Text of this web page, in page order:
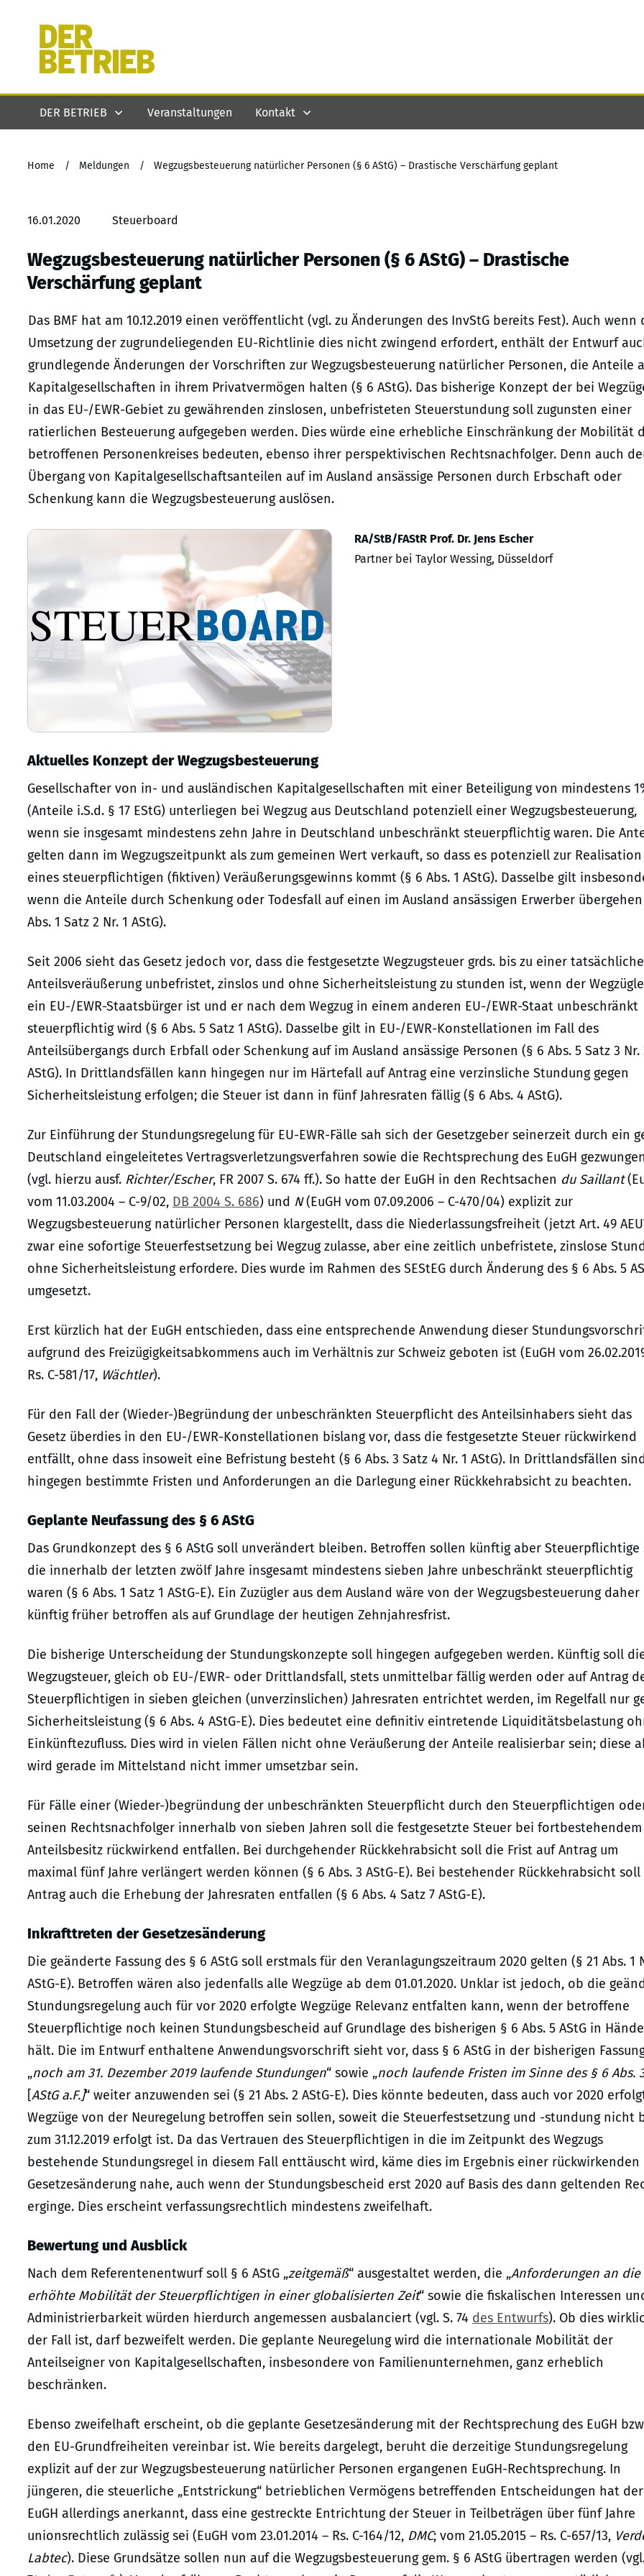
DER BETRIEB Veranstaltungen Kontakt
Home / Meldungen / Wegzugsbesteuerung natürlicher Personen (§ 6 AStG) – Drastische Verschärfung geplant
16.01.2020 Steuerboard
Wegzugsbesteuerung natürlicher Personen (§ 6 AStG) – Drastische
Verschärfung geplant
Das BMF hat am 10.12.2019 einen veröffentlicht (vgl. zu Änderungen des InvStG bereits Fest). Auch wenn
Umsetzung der zugrundeliegenden EU-Richtlinie dies nicht zwingend erfordert, enthält der Entwurf
grundlegende Änderungen der Vorschriften zur Wegzugsbesteuerung natürlicher Personen, die Anteile
Kapitalgesellschaften in ihrem Privatvermögen halten (§ 6 AStG). Das bisherige Konzept der bei
in das EU-/EWR-Gebiet zu gewährenden zinslosen, unbefristeten Steuerstundung soll zugunsten einer
ratierlichen Besteuerung aufgegeben werden. Dies würde eine erhebliche Einschränkung der Mobilität
betroffenen Personenkreises bedeuten, ebenso ihrer perspektivischen Rechtsnachfolger. Denn auch
Übergang von Kapitalgesellschaftsanteilen auf im Ausland ansässige Personen durch Erbschaft oder
Schenkung kann die Wegzugsbesteuerung auslösen.
RA/StB/FAStR Prof. Dr. Jens Escher
Partner bei Taylor Wessing, Düsseldorf
Aktuelles Konzept der Wegzugsbesteuerung
Gesellschafter von in- und ausländischen Kapitalgesellschaften mit einer Beteiligung von mindestens
(Anteile i.S.d. § 17 EStG) unterliegen bei Wegzug aus Deutschland potenziell einer Wegzugsbesteuerung,
wenn sie insgesamt mindestens zehn Jahre in Deutschland unbeschränkt steuerpflichtig waren. Die
gelten dann im Wegzugszeitpunkt als zum gemeinen Wert verkauft, so dass es potenziell zur Realisation
eines steuerpflichtigen (fiktiven) Veräußerungsgewinns kommt (§ 6 Abs. 1 AStG). Dasselbe gilt
wenn die Anteile durch Schenkung oder Todesfall auf einen im Ausland ansässigen Erwerber
Abs. 1 Satz 2 Nr. 1 AStG).
Seit 2006 sieht das Gesetz jedoch vor, dass die festgesetzte Wegzugsteuer grds. bis zu einer
Anteilsveräußerung unbefristet, zinslos und ohne Sicherheitsleistung zu stunden ist, wenn der
ein EU-/EWR-Staatsbürger ist und er nach dem Wegzug in einem anderen EU-/EWR-Staat unbeschränkt
steuerpflichtig wird (§ 6 Abs. 5 Satz 1 AStG). Dasselbe gilt in EU-/EWR-Konstellationen im Fall des
Anteilsübergangs durch Erbfall oder Schenkung auf im Ausland ansässige Personen (§ 6 Abs. 5 Satz 3 Nr.
AStG). In Drittlandsfällen kann hingegen nur im Härtefall auf Antrag eine verzinsliche Stundung gegen
Sicherheitsleistung erfolgen; die Steuer ist dann in fünf Jahresraten fällig (§ 6 Abs. 4 AStG).
Zur Einführung der Stundungsregelung für EU-EWR-Fälle sah sich der Gesetzgeber seinerzeit durch ein
Deutschland eingeleitetes Vertragsverletzungsverfahren sowie die Rechtsprechung des EuGH gezwungen
(vgl. hierzu ausf. Richter/Escher, FR 2007 S. 674 ff.). So hatte der EuGH in den Rechtsachen du Saillant
vom 11.03.2004 – C-9/02, DB 2004 S. 686) und N(EuGH vom 07.09.2006 – C-470/04) explizit zur
Wegzugsbesteuerung natürlicher Personen klargestellt, dass die Niederlassungsfreiheit (jetzt Art. 49
zwar eine sofortige Steuerfestsetzung bei Wegzug zulasse, aber eine zeitlich unbefristete, zinslose
ohne Sicherheitsleistung erfordere. Dies wurde im Rahmen des SEStEG durch Änderung des § 6 Abs. 5
umgesetzt.
Erst kürzlich hat der EuGH entschieden, dass eine entsprechende Anwendung dieser
aufgrund des Freizügigkeitsabkommens auch im Verhältnis zur Schweiz geboten ist (EuGH vom
Rs. C-581/17, Wächtler).
Für den Fall der (Wieder-)Begründung der unbeschränkten Steuerpflicht des Anteilsinhabers sieht das
Gesetz überdies in den EU-/EWR-Konstellationen bislang vor, dass die festgesetzte Steuer rückwirkend
entfällt, ohne dass insoweit eine Befristung besteht (§ 6 Abs. 3 Satz 4 Nr. 1 AStG). In Drittlandsfällen sind
hingegen bestimmte Fristen und Anforderungen an die Darlegung einer Rückkehrabsicht zu beachten.
Geplante Neufassung des § 6 AStG
Das Grundkonzept des § 6 AStG soll unverändert bleiben. Betroffen sollen künftig aber Steuerpflichtige
die innerhalb der letzten zwölf Jahre insgesamt mindestens sieben Jahre unbeschränkt steuerpflichtig
waren (§ 6 Abs. 1 Satz 1 AStG-E). Ein Zuzügler aus dem Ausland wäre von der Wegzugsbesteuerung daher
künftig früher betroffen als auf Grundlage der heutigen Zehnjahresfrist.
Die bisherige Unterscheidung der Stundungskonzepte soll hingegen aufgegeben werden. Künftig soll
Wegzugsteuer, gleich ob EU-/EWR- oder Drittlandsfall, stets unmittelbar fällig werden oder auf Antrag
Steuerpflichtigen in sieben gleichen (unverzinslichen) Jahresraten entrichtet werden, im Regelfall nur
Sicherheitsleistung (§ 6 Abs. 4 AStG-E). Dies bedeutet eine definitiv eintretende Liquiditätsbelastung
Einkünftezufluss. Dies wird in vielen Fällen nicht ohne Veräußerung der Anteile realisierbar sein; diese
wird gerade im Mittelstand nicht immer umsetzbar sein.
Für Fälle einer (Wieder-)begründung der unbeschränkten Steuerpflicht durch den Steuerpflichtigen
seinen Rechtsnachfolger innerhalb von sieben Jahren soll die festgesetzte Steuer bei fortbestehendem
Anteilsbesitz rückwirkend entfallen. Bei durchgehender Rückkehrabsicht soll die Frist auf Antrag um
maximal fünf Jahre verlängert werden können (§ 6 Abs. 3 AStG-E). Bei bestehender Rückkehrabsicht soll
Antrag auch die Erhebung der Jahresraten entfallen (§ 6 Abs. 4 Satz 7 AStG-E).
Inkrafttreten der Gesetzesänderung
Die geänderte Fassung des § 6 AStG soll erstmals für den Veranlagungszeitraum 2020 gelten (§ 21 Abs. 1
AStG-E). Betroffen wären also jedenfalls alle Wegzüge ab dem 01.01.2020. Unklar ist jedoch, ob die
Stundungsregelung auch für vor 2020 erfolgte Wegzüge Relevanz entfalten kann, wenn der betroffene
Steuerpflichtige noch keinen Stundungsbescheid auf Grundlage des bisherigen § 6 Abs. 5 AStG in
hält. Die im Entwurf enthaltene Anwendungsvorschrift sieht vor, dass § 6 AStG in der bisherigen
„noch am 31. Dezember 2019 laufende Stundungen“ sowie „noch laufende Fristen im Sinne des § 6 Abs.
[AStG a.F.]“ weiter anzuwenden sei (§ 21 Abs. 2 AStG-E). Dies könnte bedeuten, dass auch vor 2020
Wegzüge von der Neuregelung betroffen sein sollen, soweit die Steuerfestsetzung und -stundung nicht
zum 31.12.2019 erfolgt ist. Da das Vertrauen des Steuerpflichtigen in die im Zeitpunkt des Wegzugs
bestehende Stundungsregel in diesem Fall enttäuscht wird, käme dies im Ergebnis einer rückwirkenden
Gesetzesänderung nahe, auch wenn der Stundungsbescheid erst 2020 auf Basis des dann geltenden
erginge. Dies erscheint verfassungsrechtlich mindestens zweifelhaft.
Bewertung und Ausblick
Nach dem Referentenentwurf soll § 6 AStG „zeitgemäß“ ausgestaltet werden, die „Anforderungen an die
erhöhte Mobilität der Steuerpflichtigen in einer globalisierten Zeit“ sowie die fiskalischen Interessen
Administrierbarkeit würden hierdurch angemessen ausbalanciert (vgl. S. 74 des Entwurfs). Ob dies
der Fall ist, darf bezweifelt werden. Die geplante Neuregelung wird die internationale Mobilität der
Anteilseigner von Kapitalgesellschaften, insbesondere von Familienunternehmen, ganz erheblich
beschränken.
Ebenso zweifelhaft erscheint, ob die geplante Gesetzesänderung mit der Rechtsprechung des EuGH
den EU-Grundfreiheiten vereinbar ist. Wie bereits dargelegt, beruht die derzeitige Stundungsregelung
explizit auf der zur Wegzugsbesteuerung natürlicher Personen ergangenen EuGH-Rechtsprechung. In
jüngeren, die steuerliche „Entstrickung“ betrieblichen Vermögens betreffenden Entscheidungen hat der
EuGH allerdings anerkannt, dass eine gestreckte Entrichtung der Steuer in Teilbeträgen über fünf Jahre
unionsrechtlich zulässig sei (EuGH vom 23.01.2014 – Rs. C-164/12, DMC; vom 21.05.2015 – Rs. C-657/13,
Labtec). Diese Grundsätze sollen nun auf die Wegzugsbesteuerung gem. § 6 AStG übertragen werden